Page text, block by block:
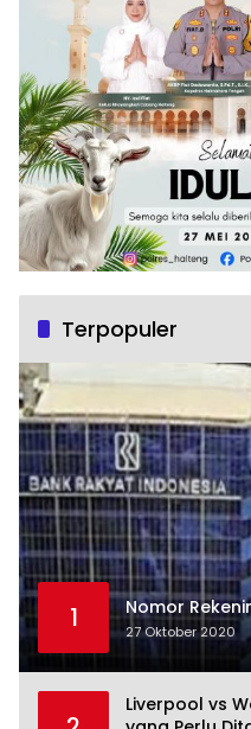
Terpopuler
1 Nomor
27 Oktober 2020
Liverpool vs